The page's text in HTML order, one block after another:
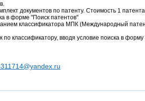
документов по патенту. Стоимость 1
в форме "Поиск патентов"
классификатора МПК (Международный
по классификатору, вводя условие поиска в